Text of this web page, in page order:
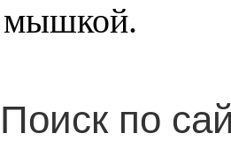
мышкой.
Поиск по